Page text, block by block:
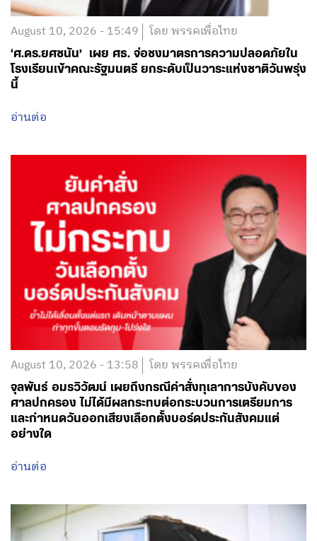
นี้
อ่านต่อ
August 10, 2026 - 13:58 โดย พรรคเพื่อไทย
จุลพันธ์ อมรวิวัฒน์ เผยถึงกรณีคำสั่งทุเลาการบังคับของ
ศาลปกครอง ไม่ได้มีผลกระทบต่อกระบวนการเตรียมการ
และกำหนดวันออกเสียงเลือกตั้งบอร์ดประกันสังคมแต่
อย่างใด
อ่านต่อ